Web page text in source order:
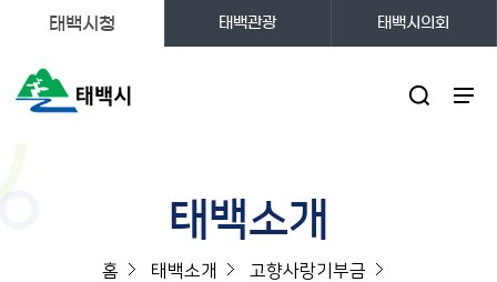
태백시청 태백관광 태백시의회
태백소개
홈 태백소개
고향사랑기부금